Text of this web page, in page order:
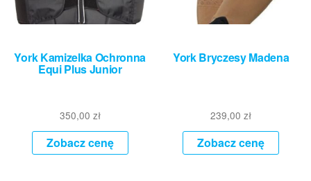
York Kamizelka Ochronna
Equi Plus Junior
350,00 zł
Zobacz cenę
York Bryczesy Madena
239,00zł
Zobacz cenę